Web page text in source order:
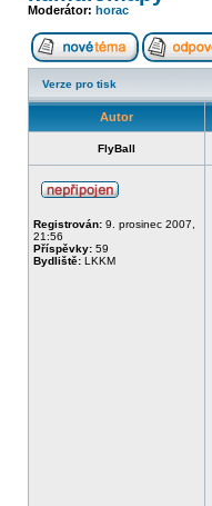
Moderátor: horac
Verze pro tisk
Autor
FlyBall
Registrován: 9. prosinec 2007,
21:56
Příspěvky: 59
Bydliště: LKKM